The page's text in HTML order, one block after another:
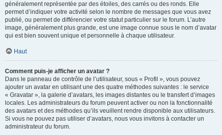
généralement représentée par des étoiles, des carrés ou des ronds. Elle
permet d’indiquer votre activité selon le nombre de messages que vous avez
publié, ou permet de différencier votre statut particulier sur le forum. L’autre
image, généralement plus grande, est une image connue sous le nom d’avatar
qui est bien souvent unique et personnelle à chaque utilisateur.
Haut
Comment puis-je afficher un avatar ?
Dans le panneau de contrôle de l’utilisateur, sous « Profil », vous pouvez
ajouter un avatar en utilisant une des quatre méthodes suivantes : le service
« Gravatar », la galerie d’avatars, les images distantes ou le transfert d’images
locales. Les administrateurs du forum peuvent activer ou non la fonctionnalité
des avatars et des méthodes qu’ils veuillent rendre disponible aux utilisateurs.
Si vous ne pouvez pas utiliser d’avatars, nous vous invitons à contacter un
administrateur du forum.